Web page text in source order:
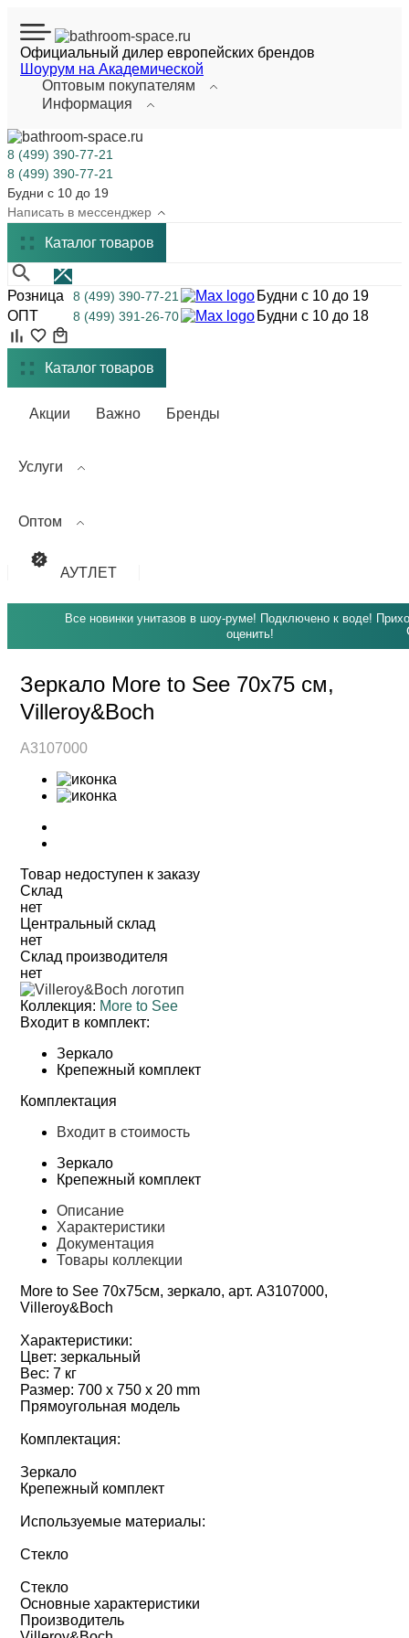
Официальный дилер европейских брендов
Шоурум на Академической
Оптовым покупателям
Информация
8 (499) 390-77-21
8 (499) 390-77-21
Будни с 10 до 19
Написать в мессенджер
Каталогтоваров
Розница 8 (499) 390-77-21
Будни с 10 до 19
ОПТ
8 (499) 391-26-70 Будни с 10 до 18
Каталог товаров
Акции Важно Бренды
Услуги
Оптом
АУТЛЕТ
Все новинки унитазов в шоу-руме! Подключено к воде!
оценить!
Зеркало More to See 70х75 см,
Villeroy&Boch
A3107000
Товар недоступен к заказу
Cклад
нет
Центральный склад
нет
Склад производителя
нет
Коллекция: More to See
Входит в комплект:
Зеркало
Крепежный комплект
Комплектация
Входит в стоимость
Зеркало
Крепежный комплект
Описание
Характеристики
Документация
Товары коллекции
More to See 70х75см, зеркало, арт. A3107000,
Villeroy&Boch
Характеристики:
Цвет: зеркальный
Вес: 7 кг
Размер: 700 x 750 x 20 mm
Прямоугольная модель
Комплектация:
Зеркало
Крепежный комплект
Используемые материалы:
Стекло
Стекло
Основные характеристики
Производитель